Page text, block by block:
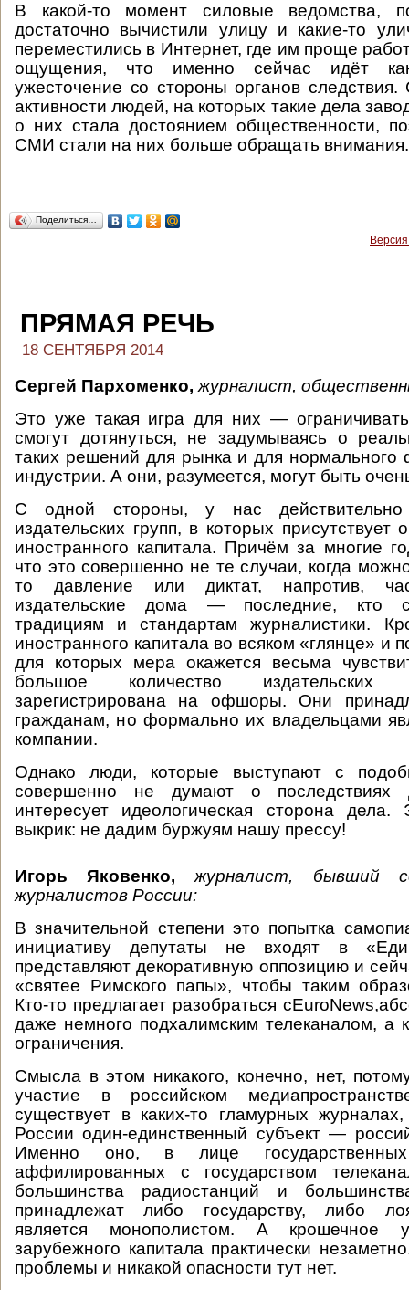
В какой-то момент силовые ведомства,
достаточно вычистили улицу и какие-то
переместились в Интернет, где им проще
ощущения, что именно сейчас идёт
ужесточение со стороны органов следствия.
активности людей, на которых такие дела
о них стала достоянием общественности,
СМИ стали на них больше обращать внимания.
Поделиться…
ПРЯМАЯ РЕЧЬ
18 СЕНТЯБРЯ 2014
Сергей Пархоменко, журналист,
Это уже такая игра для них —
смогут дотянуться, не задумываясь о
таких решений для рынка и для нормального
индустрии. А они, разумеется, могут быть
С одной стороны, у нас действительно
издательских групп, в которых присутствует
иностранного капитала. Причём за многие
что это совершенно не те случаи, когда
то давление или диктат, напротив,
издательские дома — последние, кто
традициям и стандартам журналистики.
иностранного капитала во всяком «глянце» и
для которых мера окажется весьма
большое количество
зарегистрирована на офшоры. Они
гражданам, но формально их владельцами
компании.
Однако люди, которые выступают с
совершенно не думают о последствиях
интересует идеологическая сторона дела.
выкрик: не дадим буржуям нашу прессу!
Игорь Яковенко,
журналист, бывший
журналистов России:
В значительной степени это попытка
инициативу депутаты не входят в
представляют декоративную оппозицию и
«святее Римского папы», чтобы таким
Кто-то предлагает разобраться
даже немного подхалимским телеканалом, а
ограничения.
Смысла в этом никакого, конечно, нет,
участие в российском
существует в каких-то гламурных
России один-единственный субъект —
Именно оно, в лице
аффилированных с государством
большинства радиостанций и
принадлежат либо государству, либо
является монополистом. А крошечное
зарубежного капитала практически
проблемы и никакой опасности тут нет.